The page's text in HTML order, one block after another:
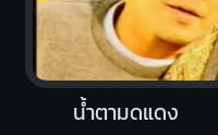
น้ำตามดแดง